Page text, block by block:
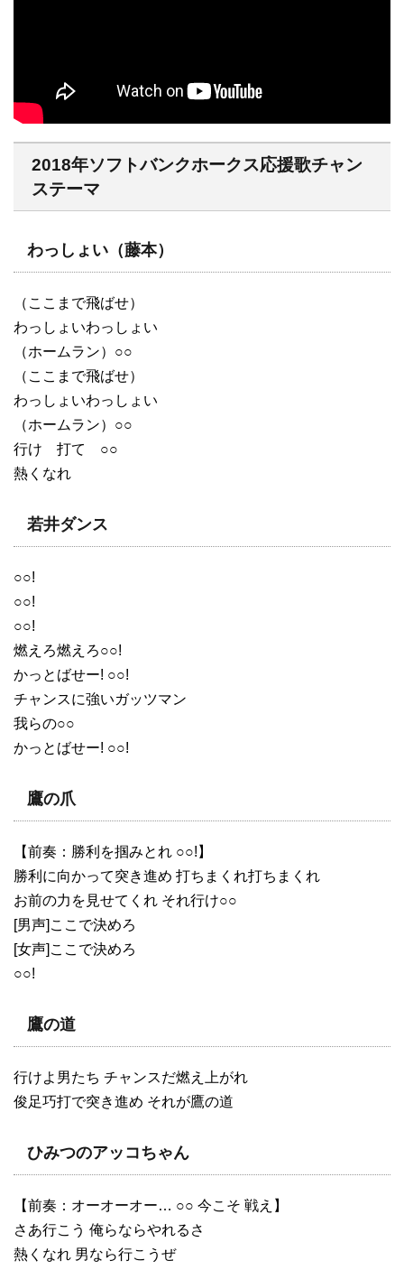
2018年ソフトバンクホークス応援歌チャン
ステーマ
わっしょい（藤本）
（ここまで飛ばせ）
わっしょいわっしょい
（ホームラン）○○
（ここまで飛ばせ）
わっしょいわっしょい
（ホームラン）○○
行け 打て ○○
熱くなれ
若井ダンス
○○!
○○!
○○!
燃えろ燃えろ○○!
かっとばせー! ○○!
チャンスに強いガッツマン
我らの○○
かっとばせー! ○○!
鷹の爪
【前奏：勝利を掴みとれ ○○!】
勝利に向かって突き進め 打ちまくれ打ちまくれ
お前の力を見せてくれ それ行け○○
[男声]ここで決めろ
[女声]ここで決めろ
○○!
鷹の道
行けよ男たち チャンスだ燃え上がれ
俊足巧打で突き進め それが鷹の道
ひみつのアッコちゃん
【前奏：オーオーオー… ○○ 今こそ 戦え】
さあ行こう 俺らならやれるさ
熱くなれ 男なら行こうぜ